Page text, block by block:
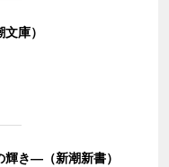
庫）
き―（新潮新書）